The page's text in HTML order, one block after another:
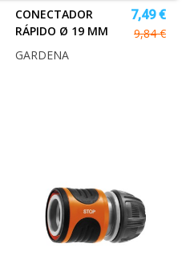
CONECTADOR
RÁPIDO Ø 19 MM
7,49 €
9,84 €
GARDENA